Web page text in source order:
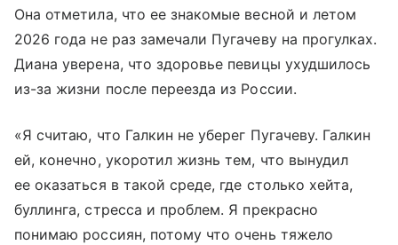
Она отметила, что ее знакомые весной и летом
2026 года не раз замечали Пугачеву на прогулках.
Диана уверена, что здоровье певицы ухудшилось
из-за жизни после переезда из России.
«Я считаю, что Галкин не уберег Пугачеву. Галкин
ей, конечно, укоротил жизнь тем, что вынудил
ее оказаться в такой среде, где столько хейта,
буллинга, стресса и проблем. Я прекрасно
понимаю россиян, потому что очень тяжело